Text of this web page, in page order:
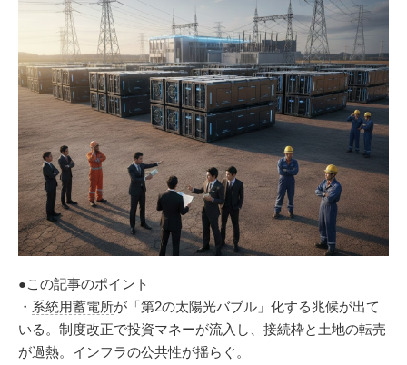
ADOPTABLE DOG JOURNAL
●この記事のポイント
・ 系統用蓄電所が「第2の太陽光バブル」化する兆候が出て
いる。制度改正で投資マネーが流入し、接続枠と土地の転売
が過熱。インフラの公共性が揺らぐ。